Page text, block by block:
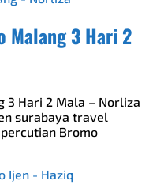
Malang 3 Hari 2
3 Hari 2 Mala – Norliza
surabaya travel
Bromo